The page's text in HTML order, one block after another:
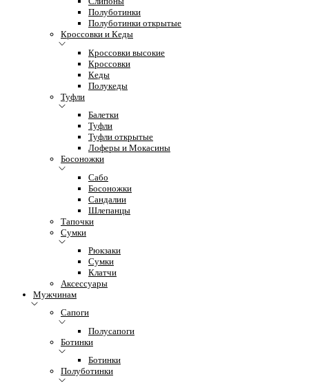
Полуботинки
Полуботинки открытые
Кроссовки и Кеды
Кроссовки высокие
Кроссовки
Кеды
Полукеды
Туфли
Балетки
Туфли
Туфли открытые
Лоферы и Мокасины
Босоножки
Сабо
Босоножки
Сандалии
Шлепанцы
Тапочки
Сумки
Рюкзаки
Сумки
Клатчи
Аксессуары
Мужчинам
Сапоги
Полусапоги
Ботинки
Ботинки
Полуботинки